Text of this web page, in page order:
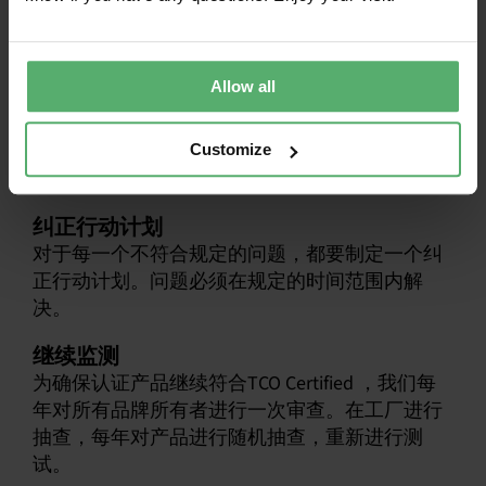
Allow all
Customize
标准。
至少每三年进行一次社会审计
品牌所有者必须提供证据，证明至少每三年对总
装工厂进行一次社会审计。
纠正行动计划
对于每一个不符合规定的问题，都要制定一个纠
正行动计划。问题必须在规定的时间范围内解
决。
继续监测
为确保认证产品继续符合TCO Certified ，我们每
年对所有品牌所有者进行一次审查。在工厂进行
抽查，每年对产品进行随机抽查，重新进行测
试。